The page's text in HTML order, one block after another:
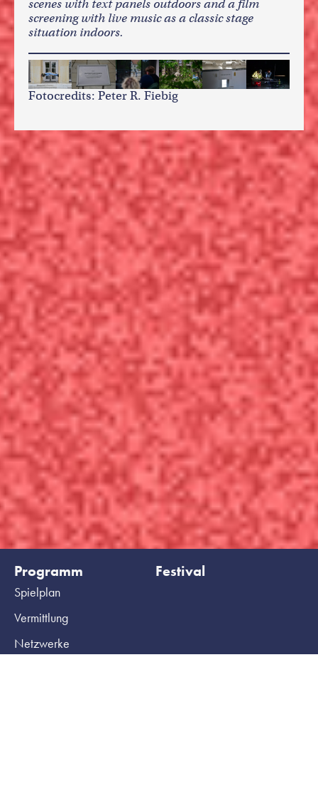
scenes with text panels outdoors and a film
screening with live music as a classic stage
situation indoors.
Fotocredits: Peter R. Fiebig
Programm
Spielplan
Vermittlung
Netzwerke
Festival